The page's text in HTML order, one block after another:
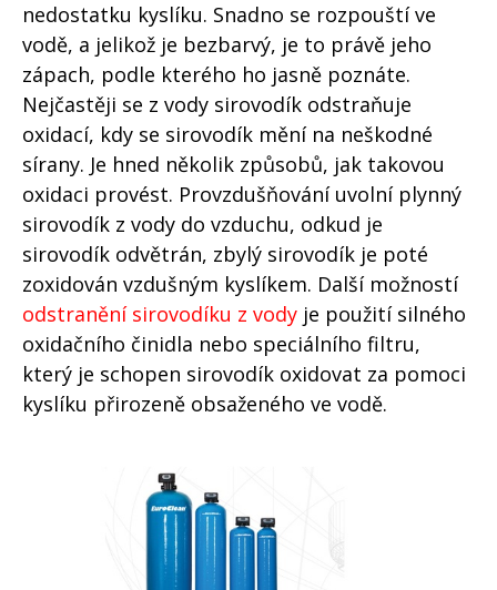
nedostatku kyslíku. Snadno se rozpouští ve
vodě, a jelikož je bezbarvý, je to právě jeho
zápach, podle kterého ho jasně poznáte.
Nejčastěji se z vody sirovodík odstraňuje
oxidací, kdy se sirovodík mění na neškodné
sírany. Je hned několik způsobů, jak takovou
oxidaci provést. Provzdušňování uvolní plynný
sirovodík z vody do vzduchu, odkud je
sirovodík odvětrán, zbylý sirovodík je poté
zoxidován vzdušným kyslíkem. Další možností
odstranění sirovodíku z vody je použití silného
oxidačního činidla nebo speciálního filtru,
který je schopen sirovodík oxidovat za pomoci
kyslíku přirozeně obsaženého ve vodě.